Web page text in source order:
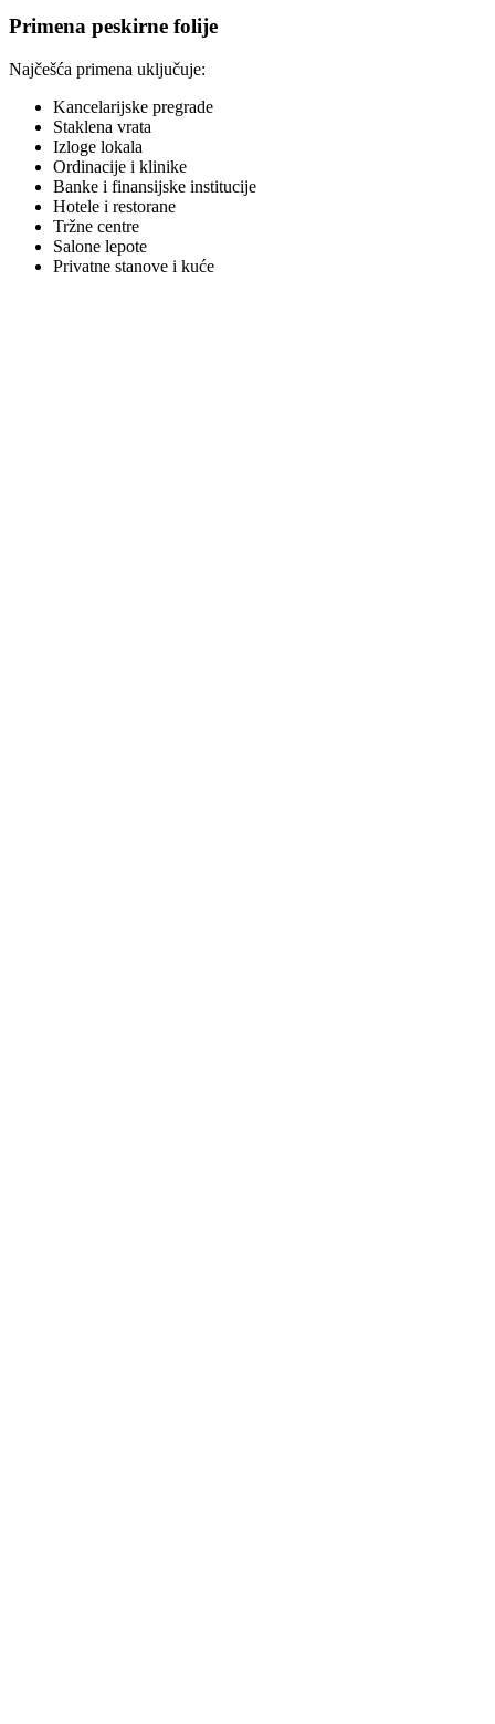
Primena peskirne folije
Najčešća primena uključuje:
Kancelarijske pregrade
Staklena vrata
Izloge lokala
Ordinacije i klinike
Banke i finansijske institucije
Hotele i restorane
Tržne centre
Salone lepote
Privatne stanove i kuće